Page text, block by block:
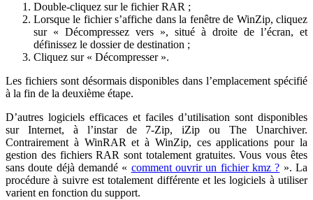
Double-cliquez sur le fichier RAR ;
Lorsque le fichier s’affiche dans la fenêtre de WinZip, cliquez
sur « Décompressez vers », situé à droite de l’écran, et
définissez le dossier de destination ;
Cliquez sur « Décompresser ».
Les fichiers sont désormais disponibles dans l’emplacement spécifié
à la fin de la deuxième étape.
D’autres logiciels efficaces et faciles d’utilisation sont disponibles
sur Internet, à l’instar de 7-Zip, iZip ou The Unarchiver.
Contrairement à WinRAR et à WinZip, ces applications pour la
gestion des fichiers RAR sont totalement gratuites. Vous vous êtes
sans doute déjà demandé « comment ouvrir un fichier kmz ? ». La
procédure à suivre est totalement différente et les logiciels à utiliser
varient en fonction du support.